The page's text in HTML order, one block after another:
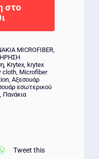
στο
MICROFIBER,
, Krytex, krytex
cloth, Microfiber
, Αξεσουάρ
εσωτερικού
, Πανάκια
Tweet this